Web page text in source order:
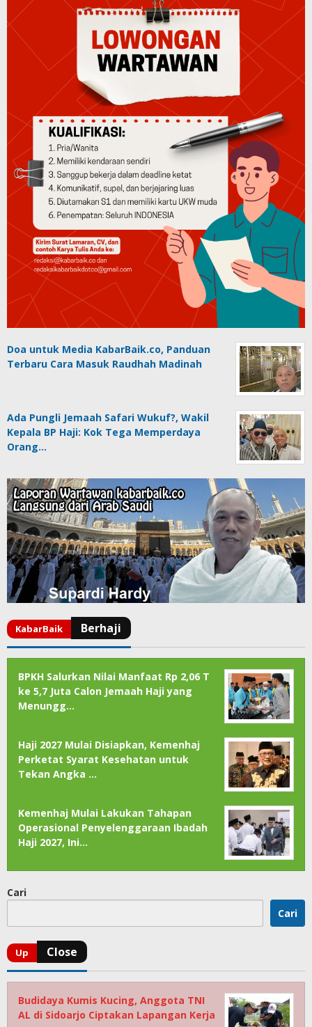
Doa untuk Media KabarBaik.co, Panduan
Terbaru Cara Masuk Raudhah Madinah
Ada Pungli Jemaah Safari Wukuf?, Wakil
Kepala BP Haji: Kok Tega Memperdaya
Orang…
BPKH Salurkan Nilai Manfaat Rp 2,06 T
ke 5,7 Juta Calon Jemaah Haji yang
Menungg…
Haji 2027 Mulai Disiapkan, Kemenhaj
Perketat Syarat Kesehatan untuk
Tekan Angka …
Kemenhaj Mulai Lakukan Tahapan
Operasional Penyelenggaraan Ibadah
Haji 2027, Ini…
Cari
Cari
Budidaya Kumis Kucing, Anggota TNI
AL di Sidoarjo Ciptakan Lapangan Kerja